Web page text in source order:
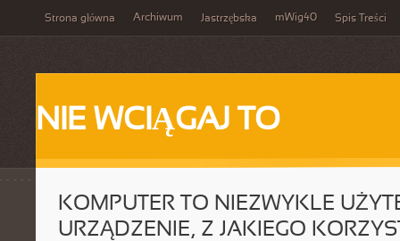
Strona główna Archiwum Jastrzębska mWig40 Spis Treści
NIE WCIĄGAJ TO
KOMPUTER TO NIEZWYKLE
URZĄDZENIE, Z JAKIEGO